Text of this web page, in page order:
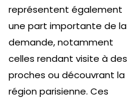
représentent également
une part importante de la
demande, notamment
celles rendant visite à des
proches ou découvrant la
région parisienne. Ces